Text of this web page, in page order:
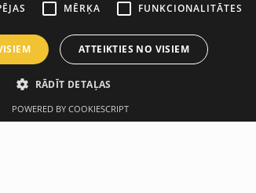
Ražotājs
MĒRĶA FUNKCIONALITĀTES
ATTEIKTIES NO VISIEM
RĀDĪT DETAĻAS
POWERED BY COOKIESCRIPT